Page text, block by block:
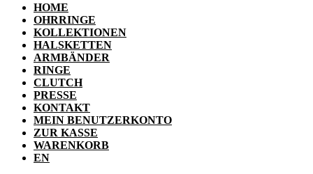
HOME
OHRRINGE
KOLLEKTIONEN
HALSKETTEN
ARMBÄNDER
RINGE
CLUTCH
PRESSE
KONTAKT
MEIN BENUTZERKONTO
ZUR KASSE
WARENKORB
EN